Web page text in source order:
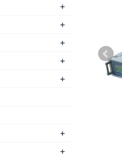
+
+
+
+
+
+
+